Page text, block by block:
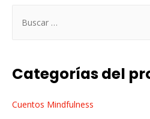
a
Categorías del
Cuentos Mindfulness